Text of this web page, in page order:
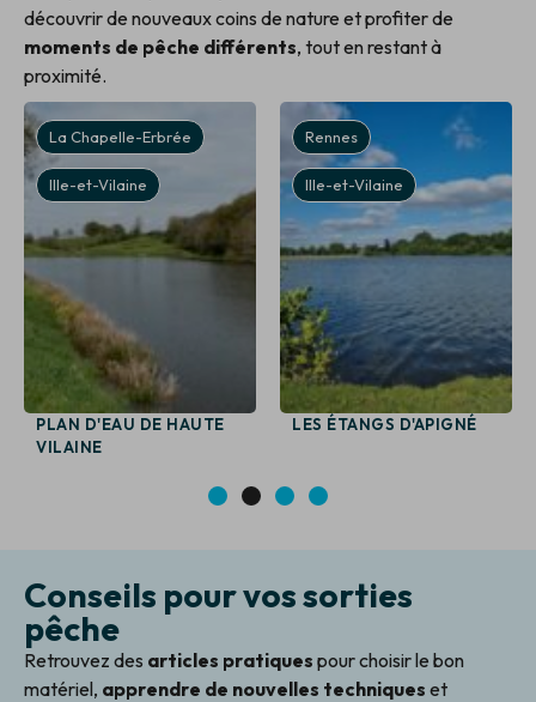
découvrir de nouveaux coins de nature et profiter de
moments de pêche différents, tout en restant à
proximité.
La Chapelle-Erbrée
Ille-et-Vilaine
PLAN D'EAU DE HAUTE
VILAINE
Rennes
Ille-et-Vilaine
LES ÉTANGS D'APIGNÉ
3 4
Conseils pour vos sorties
pêche
Retrouvez des articles pratiques pour choisir le bon
matériel, apprendre de nouvelles techniques et